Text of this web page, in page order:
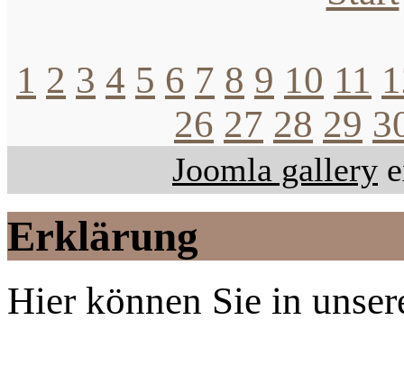
1 2 3 4 5 6 7 8 9 10 11
26 27 28 29
Joomla gallery
Erklärung
Hier können Sie in